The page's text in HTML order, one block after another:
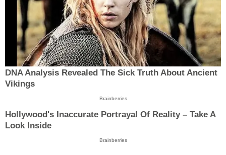
DNA Analysis Revealed The Sick Truth About Ancient
Vikings
Brainberries
Hollywood's Inaccurate Portrayal Of Reality – Take A
Look Inside
Brainberries